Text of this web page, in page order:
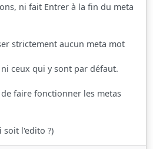
ni fait Entrer à la fin du meta
strictement aucun meta mot
ceux qui y sont par défaut.
faire fonctionner les metas
soit l'edito ?)